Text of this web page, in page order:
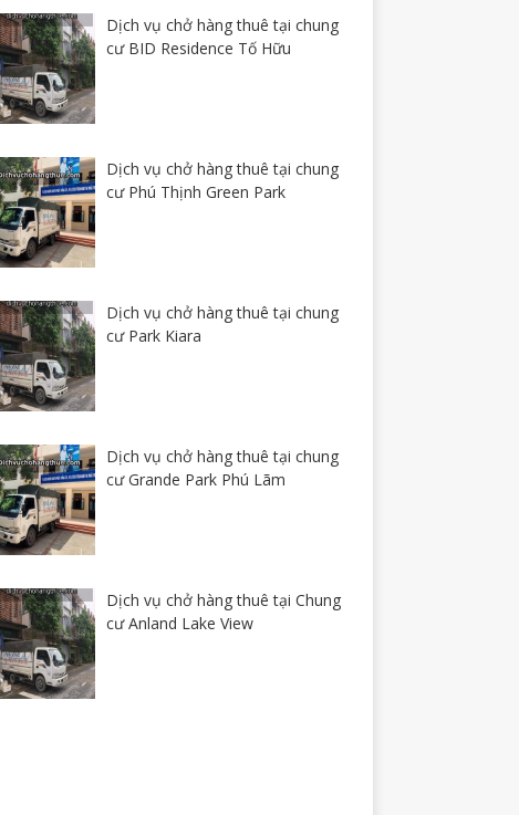
Dịch vụ chở hàng thuê tại chung
cư BID Residence Tố Hữu
Dịch vụ chở hàng thuê tại chung
cư Phú Thịnh Green Park
Dịch vụ chở hàng thuê tại chung
cư Park Kiara
Dịch vụ chở hàng thuê tại chung
cư Grande Park Phú Lãm
Dịch vụ chở hàng thuê tại Chung
cư Anland Lake View